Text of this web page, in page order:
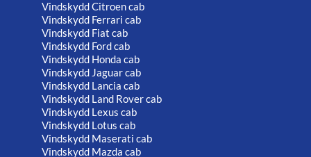
Vindskydd Citroen cab
Vindskydd Ferrari cab
Vindskydd Fiat cab
Vindskydd Ford cab
Vindskydd Honda cab
Vindskydd Jaguar cab
Vindskydd Lancia cab
Vindskydd Land Rover cab
Vindskydd Lexus cab
Vindskydd Lotus cab
Vindskydd Maserati cab
Vindskydd Mazda cab